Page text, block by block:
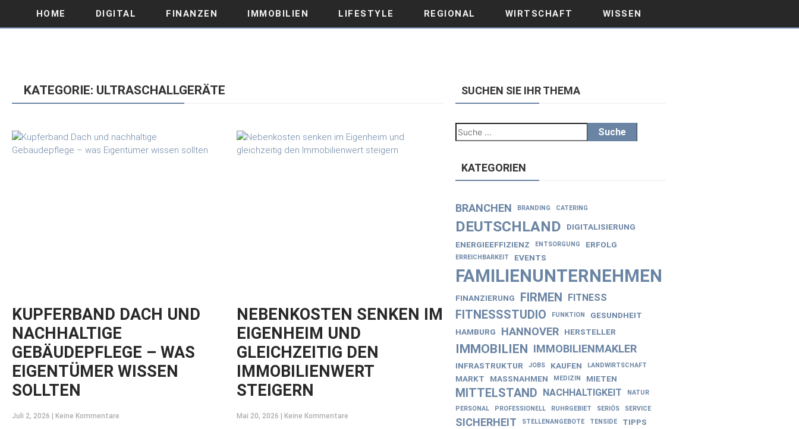
HOME DIGITAL FINANZEN IMMOBILIEN LIFESTYLE REGIONAL WIRTSCHAFT WISSEN
KATEGORIE: ULTRASCHALLGERÄTE
KUPFERBAND DACH UND
NACHHALTIGE
GEBÄUDEPFLEGE – WAS
EIGENTÜMER WISSEN
SOLLTEN
Juli 2, 2026 Keine Kommentare
NEBENKOSTEN SENKEN IM
EIGENHEIM UND
GLEICHZEITIG DEN
IMMOBILIENWERT
STEIGERN
Mai 20, 2026 Keine Kommentare
SUCHEN SIE IHR THEMA
Suche
KATEGORIEN
BRANCHEN BRANDING CATERING
DEUTSCHLAND
DIGITALISIERUNG
ENERGIEEFFIZIENZ
ENTSORGUNG ERFOLG
ERREICHBARKEIT EVENTS
FAMILIENUNTERNEHMEN
FINANZIERUNG FIRMEN FITNESS
FITNESSSTUDIO FUNKTION
GESUNDHEIT
HAMBURG
HANNOVER HERSTELLER
IMMOBILIEN IMMOBILIENMAKLER
INFRASTRUKTUR JOBS KAUFEN LANDWIRTSCHAFT
MARKT MASSNAHMEN MEDIZIN MIETEN
MITTELSTAND NACHHALTIGKEIT NATUR
PERSONAL PROFESSIONELL RUHRGEBIET SERIÖS SERVICE
SICHERHEIT STELLENANGEBOTE TENSIDE TIPPS